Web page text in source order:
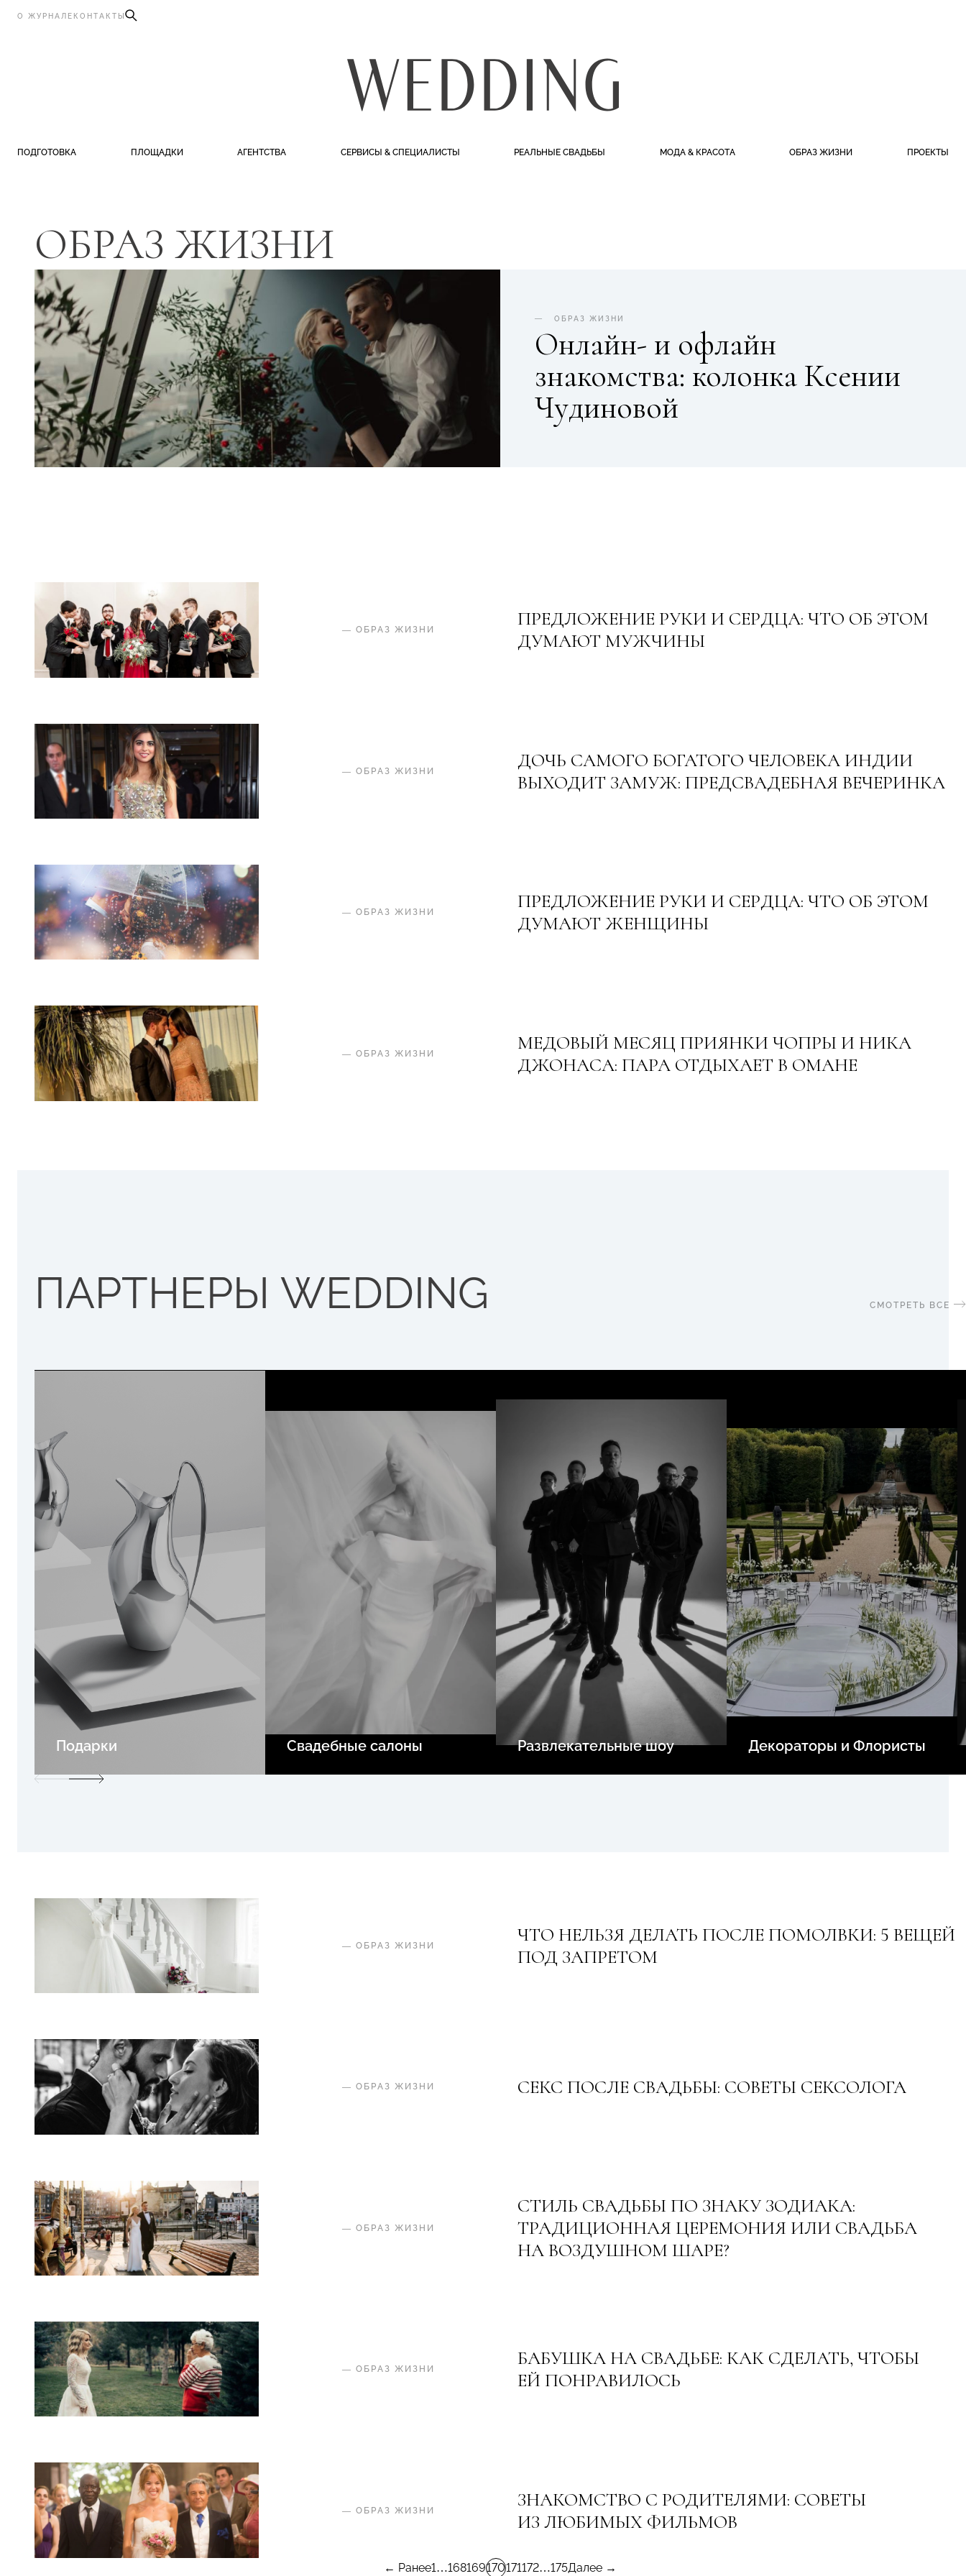
О ЖУРНАЛЕ КОНТАКТЫ
ПОДГОТОВКА ПЛОЩАДКИ АГЕНТСТВА СЕРВИСЫ & СПЕЦИАЛИСТЫ РЕАЛЬНЫЕ СВАДЬБЫ МОДА & КРАСОТА ОБРАЗ ЖИЗНИ ПРОЕКТЫ
ОБРАЗ ЖИЗНИ
ОБРАЗ ЖИЗНИ
Онлайн- и офлайн
знакомства: колонка Ксении
Чудиновой
— ОБРАЗ ЖИЗНИ
ПРЕДЛОЖЕНИЕ РУКИ И СЕРДЦА: ЧТО ОБ ЭТОМ
ДУМАЮТ МУЖЧИНЫ
— ОБРАЗ ЖИЗНИ
ДОЧЬ САМОГО БОГАТОГО ЧЕЛОВЕКА ИНДИИ
ВЫХОДИТ ЗАМУЖ: ПРЕДСВАДЕБНАЯ ВЕЧЕРИНКА
— ОБРАЗ ЖИЗНИ
ПРЕДЛОЖЕНИЕ РУКИ И СЕРДЦА: ЧТО ОБ ЭТОМ
ДУМАЮТ ЖЕНЩИНЫ
— ОБРАЗ ЖИЗНИ
МЕДОВЫЙ МЕСЯЦ ПРИЯНКИ ЧОПРЫ И НИКА
ДЖОНАСА: ПАРА ОТДЫХАЕТ В ОМАНЕ
ПАРТНЕРЫ WEDDING СМОТРЕТЬ ВСЕ
Подарки Свадебные салоны Развлекательные шоу Декораторы и Флористы
— ОБРАЗ ЖИЗНИ
ЧТО НЕЛЬЗЯ ДЕЛАТЬ ПОСЛЕ ПОМОЛВКИ: 5 ВЕЩЕЙ
ПОД ЗАПРЕТОМ
— ОБРАЗ ЖИЗНИ СЕКС ПОСЛЕ СВАДЬБЫ: СОВЕТЫ СЕКСОЛОГА
— ОБРАЗ ЖИЗНИ
СТИЛЬ СВАДЬБЫ ПО ЗНАКУ ЗОДИАКА:
ТРАДИЦИОННАЯ ЦЕРЕМОНИЯ ИЛИ СВАДЬБА
НА ВОЗДУШНОМ ШАРЕ?
— ОБРАЗ ЖИЗНИ
БАБУШКА НА СВАДЬБЕ: КАК СДЕЛАТЬ, ЧТОБЫ
ЕЙ ПОНРАВИЛОСЬ
— ОБРАЗ ЖИЗНИ
ЗНАКОМСТВО С РОДИТЕЛЯМИ: СОВЕТЫ
ИЗ ЛЮБИМЫХ ФИЛЬМОВ
← Ранее1…168169170171172…175Далее →